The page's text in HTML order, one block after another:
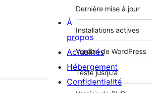
Dernière mise à jour
Installations actives
Version de WordPress
Testé jusqu’à
À
propos
Actualités
Hébergement
Confidentialité